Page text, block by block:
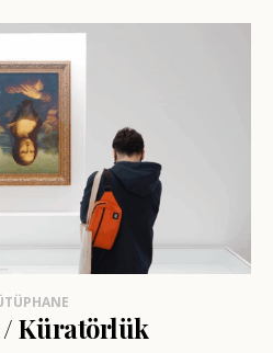
Küratörlük